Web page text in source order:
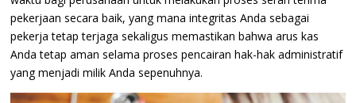
pekerjaan secara baik, yang mana integritas Anda sebagai
pekerja tetap terjaga sekaligus memastikan bahwa arus kas
Anda tetap aman selama proses pencairan hak-hak administratif
yang menjadi milik Anda sepenuhnya.